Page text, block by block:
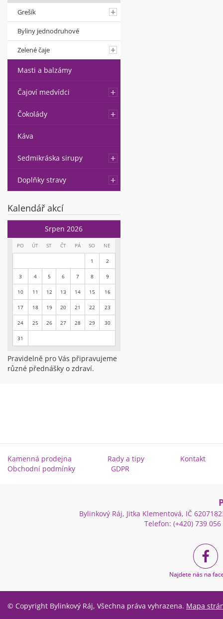
Grešík
Byliny jednodruhové
Zelené čaje
Masti a balzámy
Čajoví medvídci
Čokolády
Káva
Sedmikráska sirupy
Doplňky stravy
Kalendář akcí
Srpen 2026
PO ÚT ST ČT PÁ SO NE
1 2
3 4 5 6 7 8 9
10 11 12 13 14 15 16
17 18 19 20 21 22 23
24 25 26 27 28 29 30
31
Pravidelně pro Vás připravujeme
různé přednášky o zdraví.
Kamenná prodejna Rady a tipy
Kontakt
Obchodní podmínky
GDPR
Bylinkový Ráj, Jitka Klementová, IČ
Telefon: (+420) 739
© Copyright Bylinkový Ráj, Všechna práva vyhrazena. Mapa